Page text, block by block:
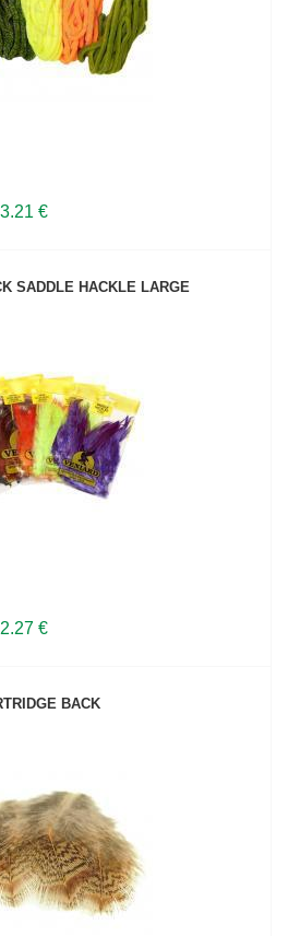
3.21 €
SADDLE HACKLE LARGE
IL PRODOTTO
2.27 €
BACK
IL PRODOTTO